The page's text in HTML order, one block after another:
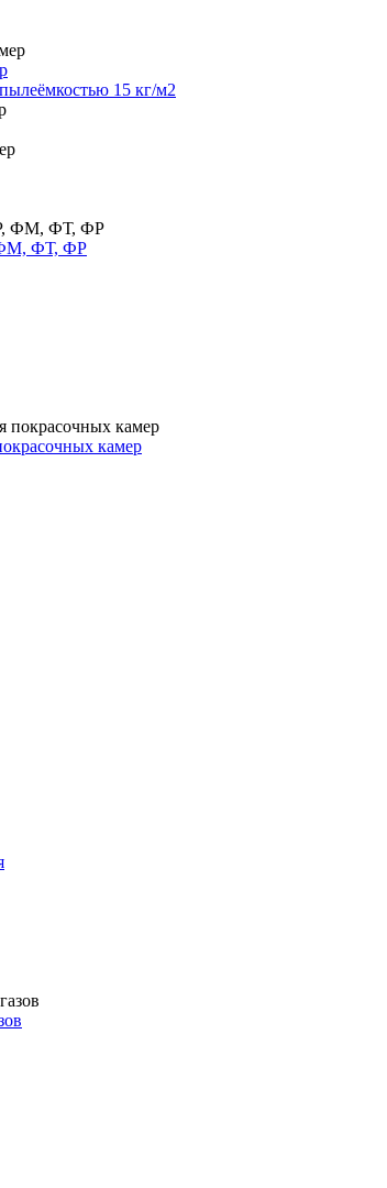
15 кг/м2
ФМ, ФТ, ФР
камер